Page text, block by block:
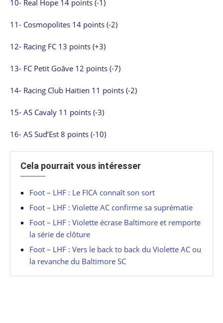
10- Real Hope 14 points (-1)
11- Cosmopolites 14 points (-2)
12- Racing FC 13 points (+3)
13- FC Petit Goâve 12 points (-7)
14- Racing Club Haïtien 11 points (-2)
15- AS Cavaly 11 points (-3)
16- AS Sud’Est 8 points (-10)
Cela pourrait vous intéresser
Foot – LHF : Le FICA connaît son sort
Foot – LHF : Violette AC confirme sa suprématie
Foot – LHF : Violette écrase Baltimore et remporte
la série de clôture
Foot – LHF : Vers le back to back du Violette AC ou
la revanche du Baltimore SC